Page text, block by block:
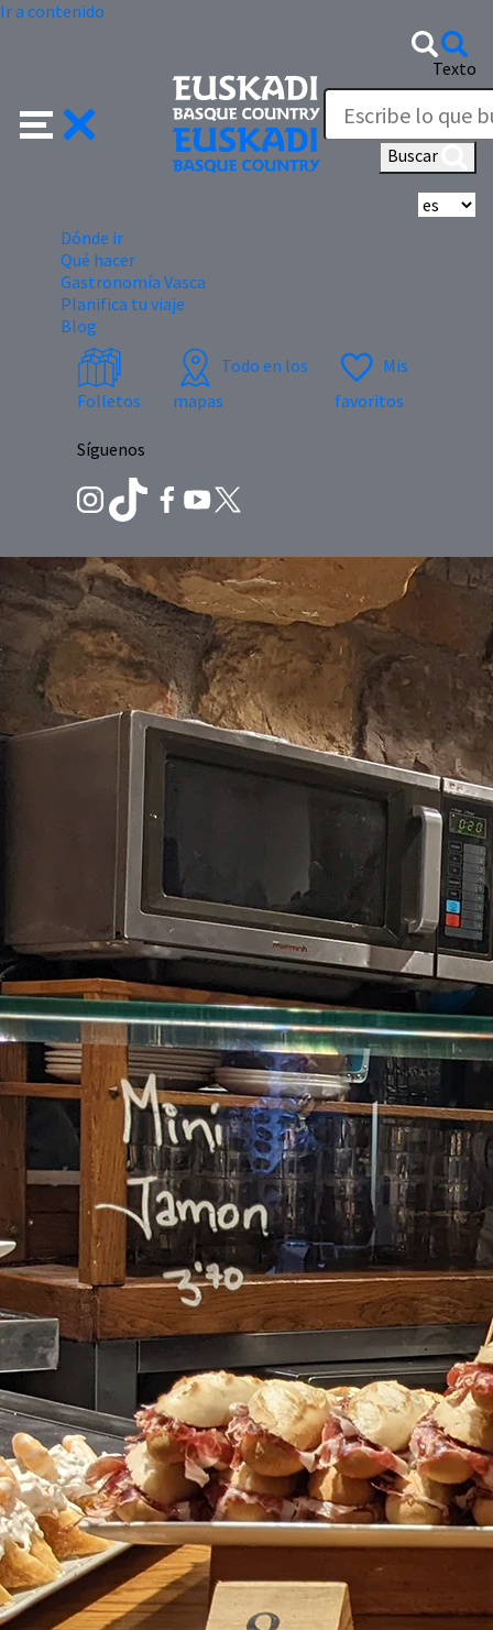
Ir a contenido
Texto
Buscar
Dónde ir
Qué hacer
Gastronomía Vasca
Planifica tu viaje
Blog
Folletos
Todo en los
mapas
Mis
favoritos
Síguenos